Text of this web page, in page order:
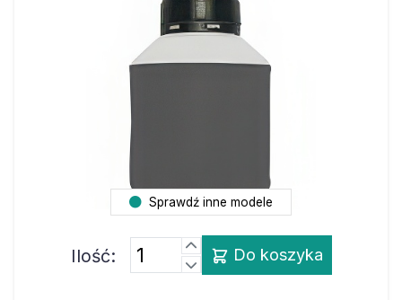
Sprawdź inne modele
Ilość: Do koszyka